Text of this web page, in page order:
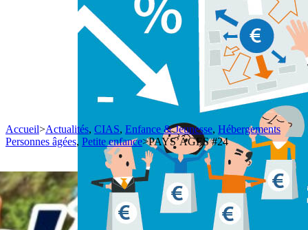
Accueil>Actualités, CIAS, Enfance & Jeunesse, Hébergements
Personnes âgées, Petite enfance>PAYS’ÂGES #24